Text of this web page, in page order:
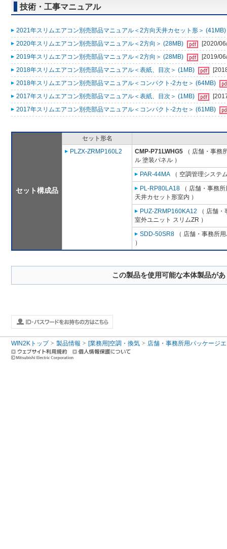
技術・工事マニュアル
2021年スリムエアコン別売部品マニュアル＜2方向天井カセット形＞ (41MB)
2020年スリムエアコン別売部品マニュアル＜2方向＞ (28MB)
[2020/
2019年スリムエアコン別売部品マニュアル＜2方向＞ (28MB)
[2019/
2018年スリムエアコン別売部品マニュアル＜表紙、目次＞ (1MB)
2018年スリムエアコン別売部品マニュアル＜コンパクト-2カセ＞ (64MB)
2017年スリムエアコン別売部品マニュアル＜表紙、目次＞ (1MB)
2017年スリムエアコン別売部品マニュアル＜コンパクト-2カセ＞ (61MB)
セット構成品
セット形名
PLZX-ZRMP160L2
CMP-P71LWHG5 （ 店舗・事務
ル 塗装パネル ）
PAR-44MA （ 空調管理システ
PL-RP80LA18 （ 店舗・事務
天井カセット形室内 ）
PUZ-ZRMP160KA12 （ 店舗
室外ユニット スリムZR ）
SDD-50SR8 （ 店舗・事務所
）
この製品を使用可能な本体製品が
WIN2Kトップ 製品情報 [業務用]空調・換気 店舗・事務所用パッケージ